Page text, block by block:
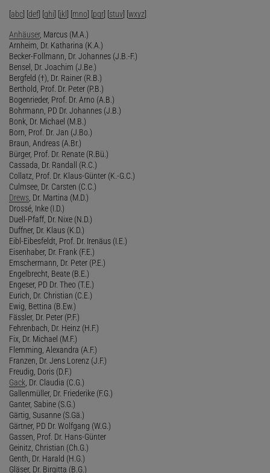
[abc] [def] [ghi] [jkl] [mno] [pqr] [stuv] [wxyz]
Anhäuser, Marcus (M.A.)
Arnheim, Dr. Katharina (K.A.)
Becker-Follmann, Dr. Johannes (J.B.-F.)
Bensel, Dr. Joachim (J.Be.)
Bergfeld (†), Dr. Rainer (R.B.)
Berthold, Prof. Dr. Peter (P.B.)
Bogenrieder, Prof. Dr. Arno (A.B.)
Bohrmann, PD Dr. Johannes (J.B.)
Bonk, Dr. Michael (M.B.)
Born, Prof. Dr. Jan (J.Bo.)
Braun, Andreas (A.Br.)
Bürger, Prof. Dr. Renate (R.Bü.)
Cassada, Dr. Randall (R.C.)
Collatz, Prof. Dr. Klaus-Günter (K.-G.C.)
Culmsee, Dr. Carsten (C.C.)
Drews , Dr. Martina (M.D.)
Drossé, Inke (I.D.)
Duell-Pfaff, Dr. Nixe (N.D.)
Duffner, Dr. Klaus (K.D.)
Eibl-Eibesfeldt, Prof. Dr. Irenäus (I.E.)
Eisenhaber, Dr. Frank (F.E.)
Emschermann, Dr. Peter (P.E.)
Engelbrecht, Beate (B.E.)
Engeser, PD Dr. Theo (T.E.)
Eurich, Dr. Christian (C.E.)
Ewig, Bettina (B.Ew.)
Fässler, Dr. Peter (P.F.)
Fehrenbach, Dr. Heinz (H.F.)
Fix, Dr. Michael (M.F.)
Flemming, Alexandra (A.F.)
Franzen, Dr. Jens Lorenz (J.F.)
Freudig, Doris (D.F.)
Gack , Dr. Claudia (C.G.)
Gallenmüller, Dr. Friederike (F.G.)
Ganter, Sabine (S.G.)
Gärtig, Susanne (S.Gä.)
Gärtner, PD Dr. Wolfgang (W.G.)
Gassen, Prof. Dr. Hans-Günter
Geinitz, Christian (Ch.G.)
Genth, Dr. Harald (H.G.)
Gläser, Dr. Birgitta (B.G.)